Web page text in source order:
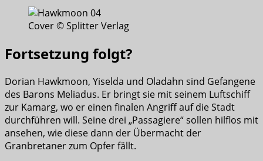
Cover © Splitter Verlag
Fortsetzung folgt?
Dorian Hawkmoon, Yiselda und Oladahn sind Gefangene
des Barons Meliadus. Er bringt sie mit seinem Luftschiff
zur Kamarg, wo er einen finalen Angriff auf die Stadt
durchführen will. Seine drei „Passagiere“ sollen hilflos mit
ansehen, wie diese dann der Übermacht der
Granbretaner zum Opfer fällt.